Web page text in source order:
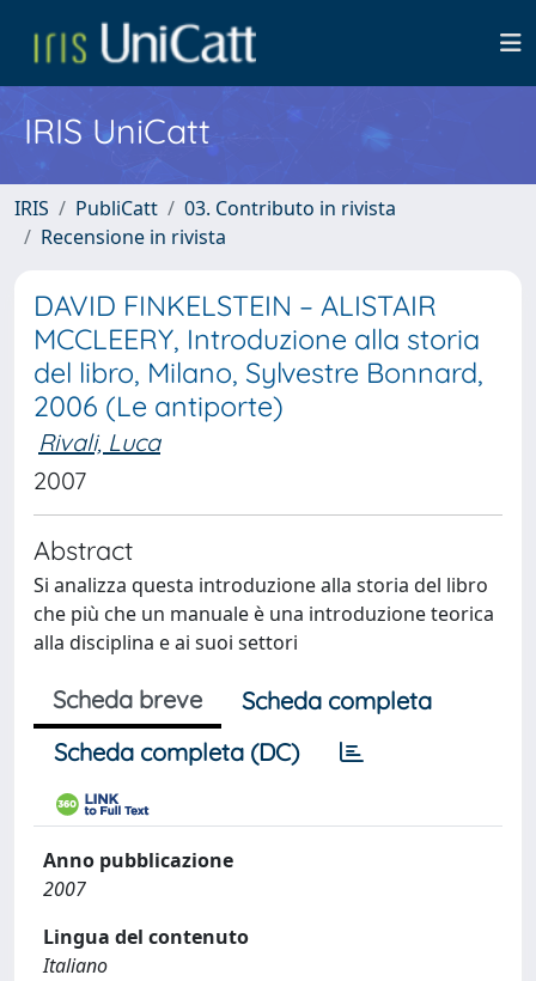
IRIS UniCatt
IRIS PubliCatt
03. Contributo in rivista
Recensione in rivista
DAVID FINKELSTEIN – ALISTAIR
MCCLEERY, Introduzione alla storia
del libro, Milano, Sylvestre Bonnard,
2006 (Le antiporte)
Rivali, Luca
2007
Abstract
Si analizza questa introduzione alla storia del libro
che più che un manuale è una introduzione teorica
alla disciplina e ai suoi settori
Scheda breve
Scheda completa
Scheda completa (DC)
Anno pubblicazione
2007
Lingua del contenuto
Italiano